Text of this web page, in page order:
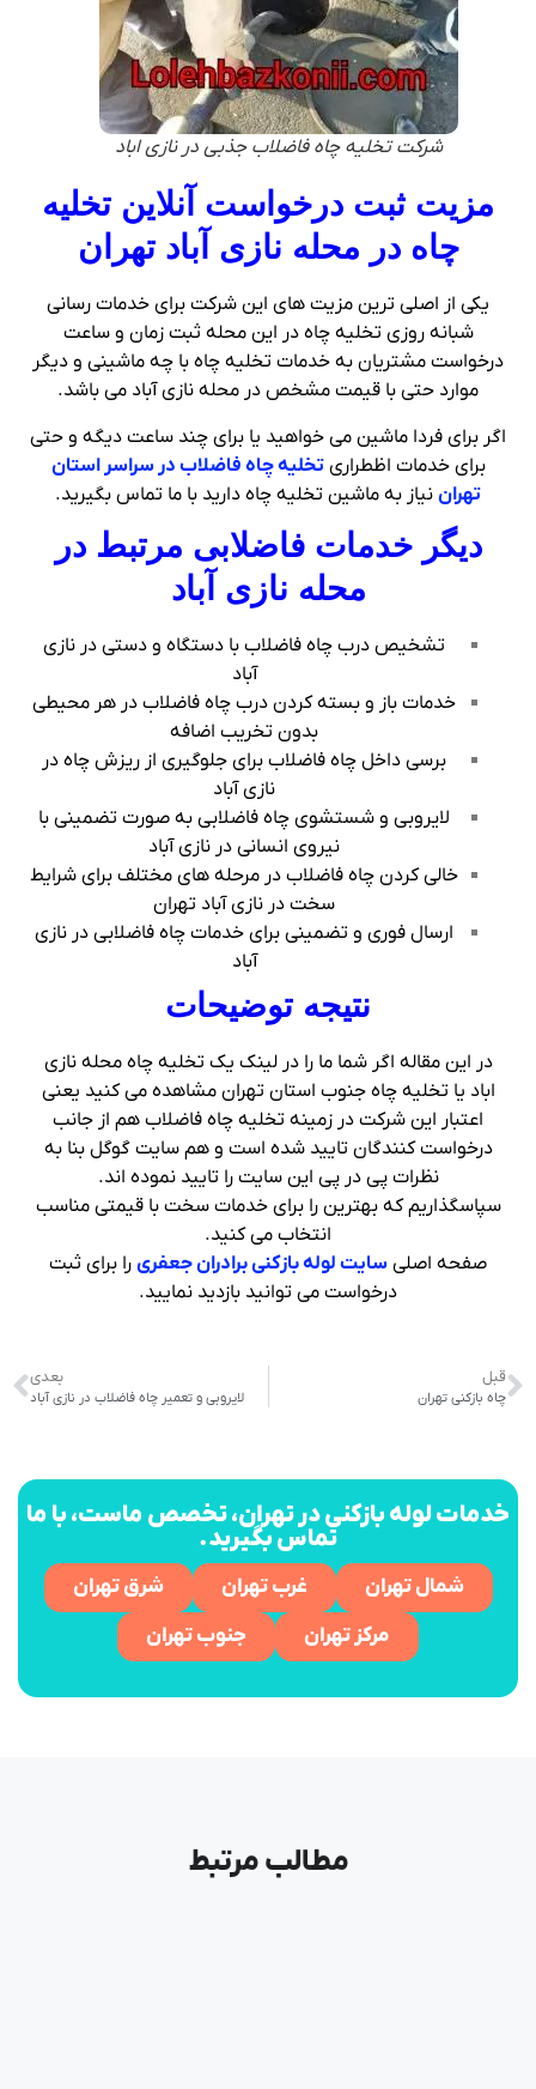
شرکت تخلیه چاه فاضلاب جذبی در نازی اباد
مزیت ثبت درخواست آنلاین تخلیه
چاه در محله نازی آباد تهران
یکی از اصلی ترین مزیت های این شرکت برای خدمات رسانی
شبانه روزی تخلیه چاه در این محله ثبت زمان و ساعت
درخواست مشتریان به خدمات تخلیه چاه با چه ماشینی و دیگر
موارد حتی با قیمت مشخص در محله نازی آباد می باشد.
اگر برای فردا ماشین می خواهید یا برای چند ساعت دیگه و حتی
برای خدمات اظطراریتخلیه چاه فاضلاب در سراسر استان
تهران نیاز به ماشین تخلیه چاه دارید با ما تماس بگیرید.
دیگر خدمات فاضلابی مرتبط در
محله نازی آباد
تشخیص درب چاه فاضلاب با دستگاه و دستی در نازی
آباد
خدمات باز و بسته کردن درب چاه فاضلاب در هر محیطی
بدون تخریب اضافه
برسی داخل چاه فاضلاب برای جلوگیری از ریزش چاه در
نازی آباد
لایروبی و شستشوی چاه فاضلابی به صورت تضمینی با
نیروی انسانی در نازی آباد
خالی کردن چاه فاضلاب در مرحله های مختلف برای شرایط
سخت در نازی آباد تهران
ارسال فوری و تضمینی برای خدمات چاه فاضلابی در نازی
آباد
نتیجه توضیحات
در این مقاله اگر شما ما را در لینک یک تخلیه چاه محله نازی
اباد یا تخلیه چاه جنوب استان تهران مشاهده می کنید یعنی
اعتبار این شرکت در زمینه تخلیه چاه فاضلاب هم از جانب
درخواست کنندگان تایید شده است و هم سایت گوگل بنا به
نظرات پی در پی این سایت را تایید نموده اند.
سپاسگذاریم که بهترین را برای خدمات سخت با قیمتی مناسب
انتخاب می کنید.
صفحه اصلی سایت لوله بازکنی برادران جعفری را برای ثبت
درخواست می توانید بازدید نمایید.
قبل
چاه بازکنی تهران
بعدی
لایروبی و تعمیر چاه فاضلاب در نازی آباد
خدمات لوله بازکنی در تهران، تخصص ماست، با ما
تماس بگیرید.
شمال تهران غرب تهران
شرق تهران
مرکز تهران
جنوب تهران
مطالب مرتبط